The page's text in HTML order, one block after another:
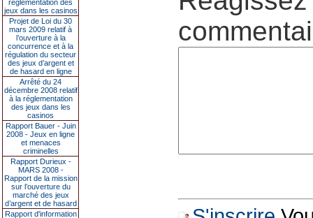
réglementation des
jeux dans les casinos
Projet de Loi du 30
mars 2009 relatif à
l’ouverture à la
concurrence et à la
régulation du secteur
des jeux d’argent et
de hasard en ligne
Arrêté du 24
décembre 2008 relatif
à la réglementation
des jeux dans les
casinos
Rapport Bauer - Juin
2008 - Jeux en ligne
et menaces
criminelles
Rapport Durieux -
MARS 2008 -
Rapport de la mission
sur l’ouverture du
marché des jeux
d’argent et de hasard
Rapport d'information